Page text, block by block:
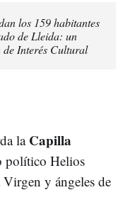
los 159 habitantes
de Lleida: un
Interés Cultural
la Capilla
político Helios
y ángeles de